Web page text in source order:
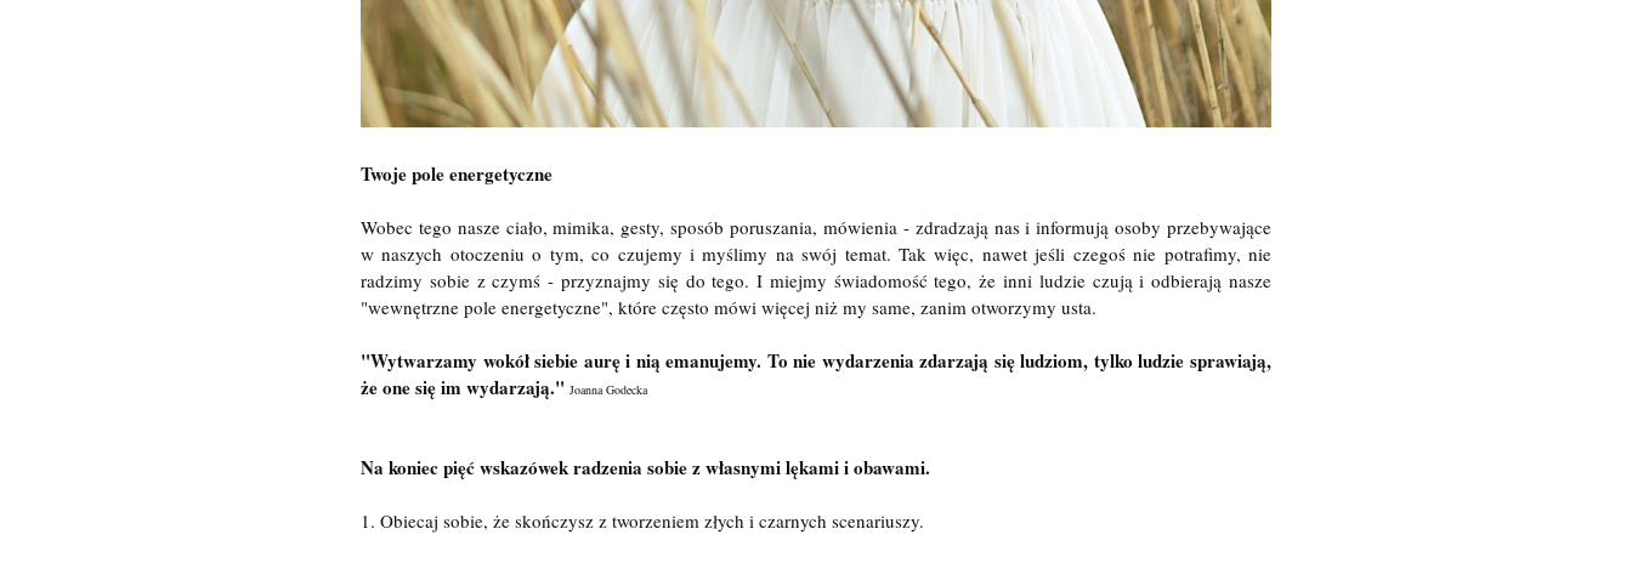
Twoje pole energetyczne
Wobec tego nasze ciało, mimika, gesty, sposób poruszania, mówienia - zdradzają nas i informują osoby przebywające
w naszych otoczeniu o tym, co czujemy i myślimy na swój temat. Tak więc, nawet jeśli czegoś nie potrafimy, nie
radzimy sobie z czymś - przyznajmy się do tego. I miejmy świadomość tego, że inni ludzie czują i odbierają nasze
"wewnętrzne pole energetyczne", które często mówi więcej niż my same, zanim otworzymy usta.
"Wytwarzamy wokół siebie aurę i nią emanujemy. To nie wydarzenia zdarzają się ludziom, tylko ludzie sprawiają,
że one się im wydarzają." Joanna Godecka
Na koniec pięć wskazówek radzenia sobie z własnymi lękami i obawami.
1. Obiecaj sobie, że skończysz z tworzeniem złych i czarnych scenariuszy.